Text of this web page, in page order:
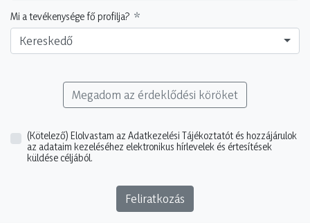
Mi a tevékenysége fő profilja?
Kereskedő
Megadom az érdeklődési köröket
(Kötelező) Elolvastam az Adatkezelési Tájékoztatót és hozzájárulok
az adataim kezeléséhez elektronikus hírlevelek és értesítések
küldése céljából.
Feliratkozás